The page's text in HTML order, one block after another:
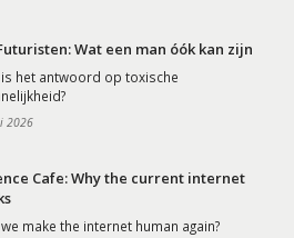
Wat een man óók kan zijn
is het antwoord op toxische
2026
Cafe: Why the current internet
we make the internet human again?